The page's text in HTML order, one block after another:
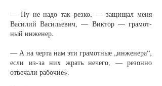
— Ну не на­до так рез­ко, — за­щи­щал ме­ня
Ва­си­лий Ва­силь­е­вич, — Вик­тор — гра­мот­
ный ин­же­нер.
— А на чер­та нам эти гра­мот­ные „ин­же­не­ра“,
если из-за них жрать не­че­го, — ре­зон­но
отве­ча­ли ра­бо­чие».